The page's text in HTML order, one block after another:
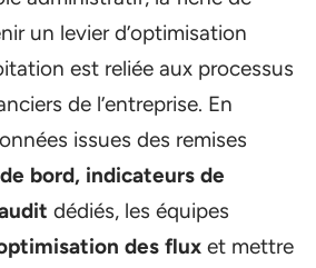
un levier d’optimisation
est reliée aux processus
de l’entreprise. En
issues des remises
bord, indicateurs de
dédiés, les équipes
des flux et mettre